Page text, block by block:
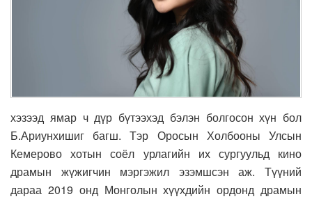
хэзээд ямар ч дүр бүтээхэд бэлэн болгосон хүн бол
Б.Ариунхишиг багш. Тэр Оросын Холбооны Улсын
Кемерово хотын соёл урлагийн их сургуульд кино
драмын жүжигчин мэргэжил эзэмшсэн аж. Түүний
дараа 2019 онд Монголын хүүхдийн ордонд драмын